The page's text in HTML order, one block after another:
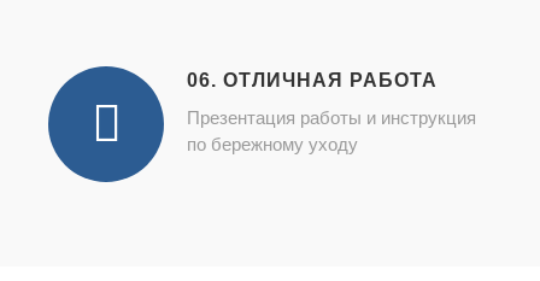
06. ОТЛИЧНАЯ РАБОТА
Презентация работы и инструкция
по бережному уходу